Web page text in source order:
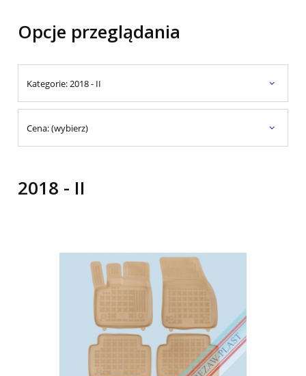
Opcje przeglądania
Kategorie: 2018 - II
Cena: (wybierz)
2018 - II